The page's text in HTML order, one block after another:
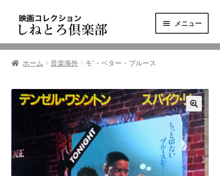
ゲ
シ
ン
へ
ス
ッ
プ
テ
ツ
ス
キ
ッ
メニュー
ニュース
東三河の映画館
しねとろ倶楽部について
リンクの旅
ホーム 音楽海外 モ’・ベター・ブルース